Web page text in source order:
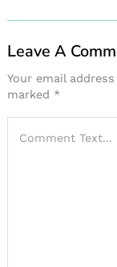
Leave A
Your email
marked *